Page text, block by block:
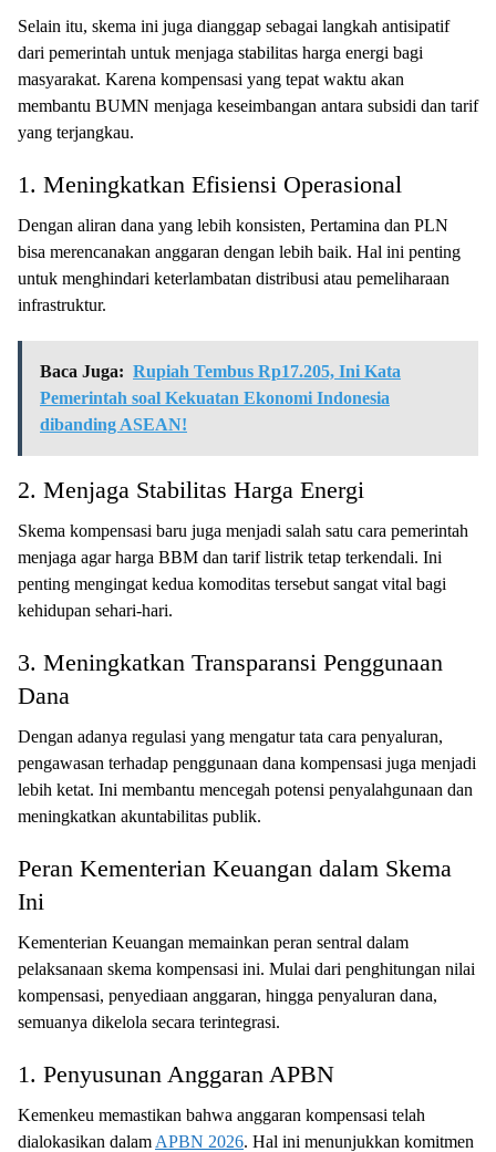
Selain itu, skema ini juga dianggap sebagai langkah antisipatif
dari pemerintah untuk menjaga stabilitas harga energi bagi
masyarakat. Karena kompensasi yang tepat waktu akan
membantu BUMN menjaga keseimbangan antara subsidi dan tarif
yang terjangkau.
1. Meningkatkan Efisiensi Operasional
Dengan aliran dana yang lebih konsisten, Pertamina dan PLN
bisa merencanakan anggaran dengan lebih baik. Hal ini penting
untuk menghindari keterlambatan distribusi atau pemeliharaan
infrastruktur.
Baca Juga: Rupiah Tembus Rp17.205, Ini Kata
Pemerintah soal Kekuatan Ekonomi Indonesia
dibanding ASEAN!
2. Menjaga Stabilitas Harga Energi
Skema kompensasi baru juga menjadi salah satu cara pemerintah
menjaga agar harga BBM dan tarif listrik tetap terkendali. Ini
penting mengingat kedua komoditas tersebut sangat vital bagi
kehidupan sehari-hari.
3. Meningkatkan Transparansi Penggunaan
Dana
Dengan adanya regulasi yang mengatur tata cara penyaluran,
pengawasan terhadap penggunaan dana kompensasi juga menjadi
lebih ketat. Ini membantu mencegah potensi penyalahgunaan dan
meningkatkan akuntabilitas publik.
Peran Kementerian Keuangan dalam Skema
Ini
Kementerian Keuangan memainkan peran sentral dalam
pelaksanaan skema kompensasi ini. Mulai dari penghitungan nilai
kompensasi, penyediaan anggaran, hingga penyaluran dana,
semuanya dikelola secara terintegrasi.
1. Penyusunan Anggaran APBN
Kemenkeu memastikan bahwa anggaran kompensasi telah
dialokasikan dalam APBN 2026. Hal ini menunjukkan komitmen